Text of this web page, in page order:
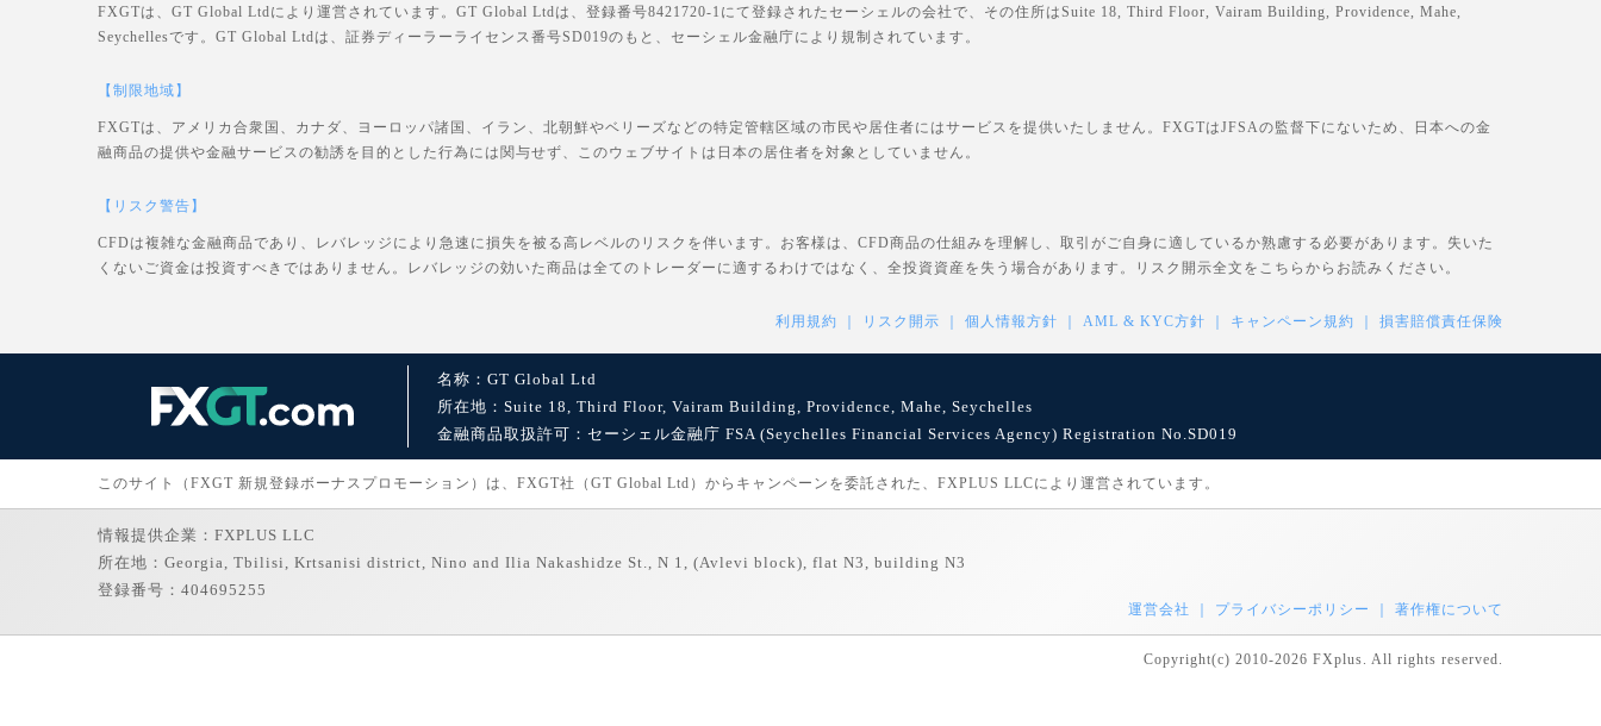
FXGTは、GT Global Ltdにより運営されています。GT Global Ltdは、登録番号8421720-1にて登録されたセーシェルの会社で、その住所はSuite 18, Third Floor, Vairam Building, Providence, Mahe,
Seychellesです。GT Global Ltdは、証券ディーラーライセンス番号SD019のもと、セーシェル金融庁により規制されています。
【制限地域】
FXGTは、アメリカ合衆国、カナダ、ヨーロッパ諸国、イラン、北朝鮮やベリーズなどの特定管轄区域の市民や居住者にはサービスを提供いたしません。FXGTはJFSAの監督下にないため、日本への金
融商品の提供や金融サービスの勧誘を目的とした行為には関与せず、このウェブサイトは日本の居住者を対象としていません。
【リスク警告】
CFDは複雑な金融商品であり、レバレッジにより急速に損失を被る高レベルのリスクを伴います。お客様は、CFD商品の仕組みを理解し、取引がご自身に適しているか熟慮する必要があります。失いた
くないご資金は投資すべきではありません。レバレッジの効いた商品は全てのトレーダーに適するわけではなく、全投資資産を失う場合があります。リスク開示全文を こちら からお読みください。
利用規約 リスク開示 個人情報方針 AML & KYC方針 キャンペーン規約 損害賠償責任保険
名称：GT Global Ltd
所在地：Suite 18, Third Floor, Vairam Building, Providence, Mahe, Seychelles
金融商品取扱許可：セーシェル金融庁 FSA (Seychelles Financial Services Agency) Registration No.SD019
このサイト（FXGT 新規登録ボーナスプロモーション）は、FXGT社（GT Global Ltd）からキャンペーンを委託された、FXPLUS LLCにより運営されています。
情報提供企業：FXPLUS LLC
所在地：Georgia, Tbilisi, Krtsanisi district, Nino and Ilia Nakashidze St., N 1, (Avlevi block), flat N3, building N3
登録番号：404695255
運営会社 プライバシーポリシー 著作権について
Copyright(c) 2010-2026 FXplus. All rights reserved.